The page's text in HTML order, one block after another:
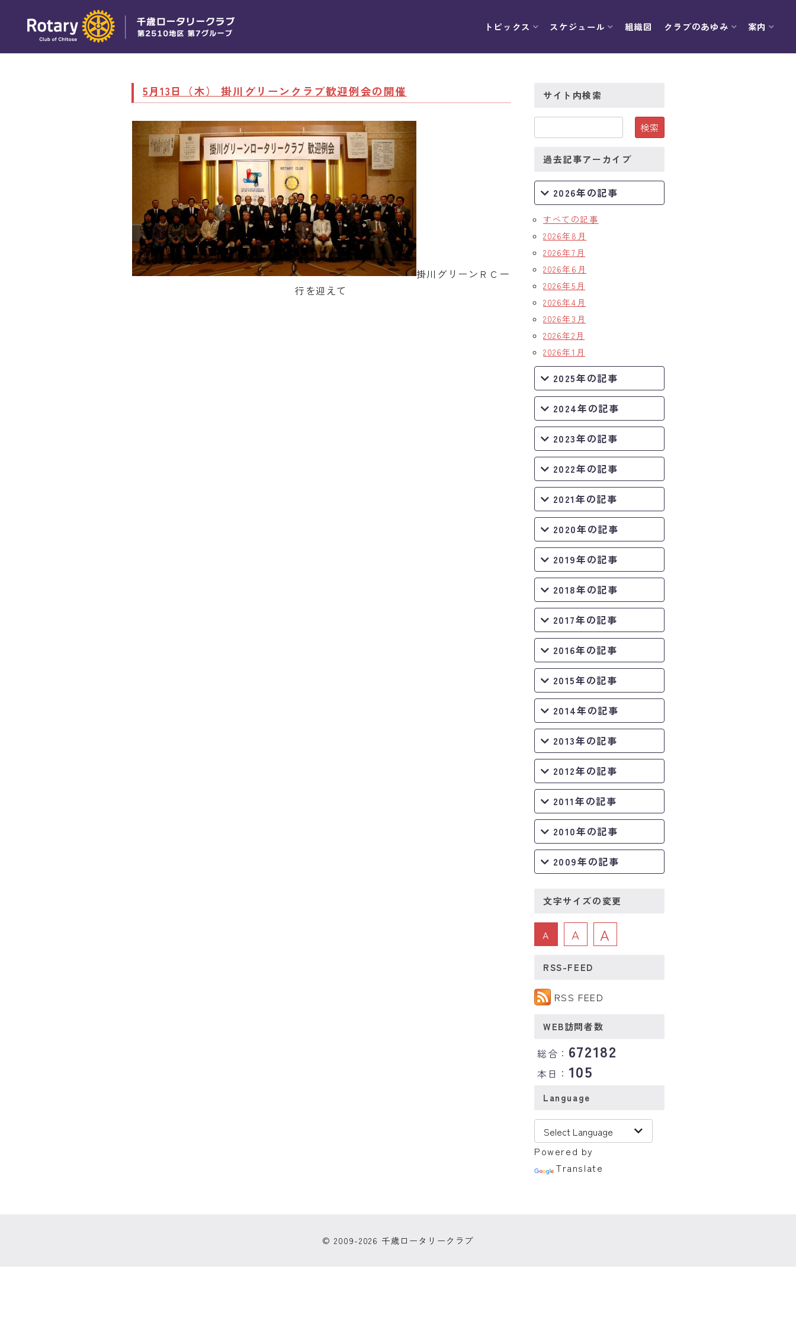
トピックス スケジュール 組織図 クラブのあゆみ 案内
5月13日（木） 掛川グリーンクラブ歓迎例会の開催
掛川グリーンＲＣ一
行を迎えて
サイト内検索
過去記事アーカイブ
2026年の記事
すべての記事
2026年8月
2026年7月
2026年6月
2026年5月
2026年4月
2026年3月
2026年2月
2026年1月
2025年の記事
2024年の記事
2023年の記事
2022年の記事
2021年の記事
2020年の記事
2019年の記事
2018年の記事
2017年の記事
2016年の記事
2015年の記事
2014年の記事
2013年の記事
2012年の記事
2011年の記事
2010年の記事
2009年の記事
文字サイズの変更
A A A
RSS-FEED
RSS FEED
WEB訪問者数
総合： 672182
本日： 105
Language
Powered by
Translate
© 2009-2026 千歳ロータリークラブ